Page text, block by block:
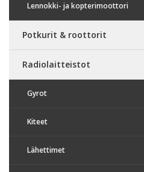
Lennokki- ja kopterimoottori
Potkurit & roottorit
Radiolaitteistot
Gyrot
Kiteet
Lähettimet